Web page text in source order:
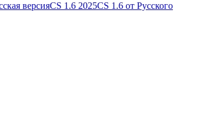
версияCS 1.6 2025CS 1.6 от Русского